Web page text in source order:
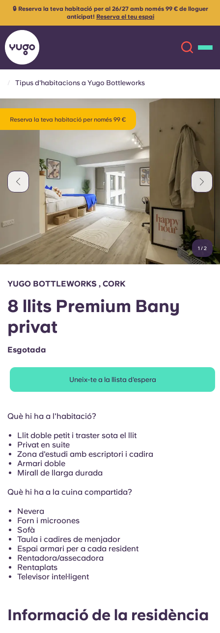
Ubicacions
Compte Llengua
English (GB)
Chinese
Italian
Portuguese
Selecciona un país
Inicia la sessió
Reserva ara
English (US)
Chinese Español
Català Deutsch
Italian French
Portuguese
🔒 Reserva la teva habitació per al 26/27 amb només 99 € de lloguer
anticipat! Reserva el teu espai
Tipus d'habitacions a Yugo Bottleworks
Reserva la teva habitació per només 99 €
1 /2
Informació de la residència
YUGO BOTTLEWORKS , CORK
8 llits Premium Bany
privat
Esgotada
Uneix-te a la llista d'espera
Què hi ha a l'habitació?
Llit doble petit i traster sota el llit
Privat en suite
Zona d'estudi amb escriptori i cadira
Armari doble
Mirall de llarga durada
Què hi ha a la cuina compartida?
Nevera
Forn i microones
Sofà
Taula i cadires de menjador
Espai armari per a cada resident
Rentadora/assecadora
Rentaplats
Televisor intel·ligent